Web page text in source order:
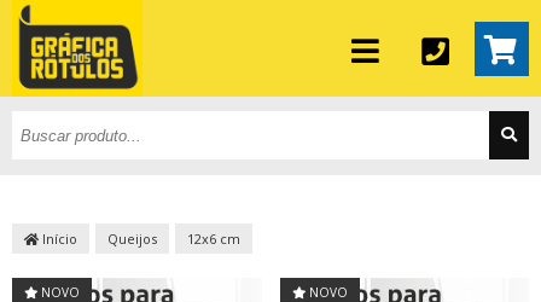
Início Queijos 12x6 cm
NOVO NOVO